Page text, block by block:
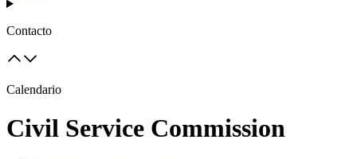
Contacto
Calendario
Civil Service Commission